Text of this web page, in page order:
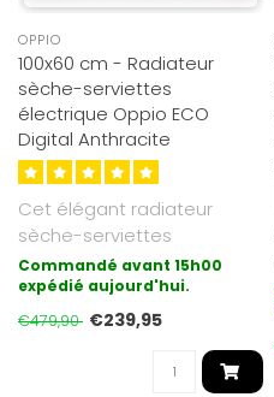
OPPIO
100x60 cm - Radiateur
sèche-serviettes
électrique Oppio ECO
Digital Anthracite
Cet élégant radiateur
sèche-serviettes
électrique ECO Digital
Anthracite d'O..
Commandé avant 15h00
expédié aujourd'hui.
€479,90 €239,95